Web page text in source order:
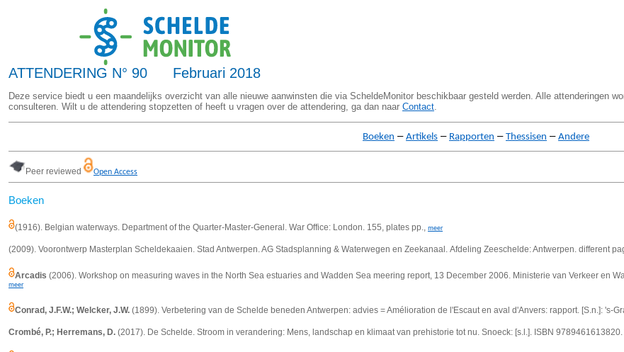
ATTENDERING N° 90 Februari 2018
Deze service biedt u een maandelijks overzicht van alle nieuwe aanwinsten die via ScheldeMonitor beschikbaar gesteld werden. Alle attenderingen
consulteren. Wilt u de attendering stopzetten of heeft u vragen over de attendering, ga dan naar Contact.
Boeken – Artikels – Rapporten – Thessisen – Andere
Peer reviewed Open Access
Boeken
(1916). Belgian waterways. Department of the Quarter-Master-General. War Office: London. 155, plates pp., meer
(2009). Voorontwerp Masterplan Scheldekaaien. Stad Antwerpen. AG Stadsplanning & Waterwegen en Zeekanaal. Afdeling Zeeschelde: Antwerpen. different
Arcadis (2006). Workshop on measuring waves in the North Sea estuaries and Wadden Sea meering report, 13 December 2006. Ministerie van Verkeer en
meer
Conrad, J.F.W.; Welcker, J.W. (1899). Verbetering van de Schelde beneden Antwerpen: advies = Amélioration de l'Escaut en aval d'Anvers: rapport. [S.n.]: 's-
Crombé, P.; Herremans, D. (2017). De Schelde. Stroom in verandering: Mens, landschap en klimaat van prehistorie tot nu. Snoeck: [s.l.]. ISBN 9789461613820.